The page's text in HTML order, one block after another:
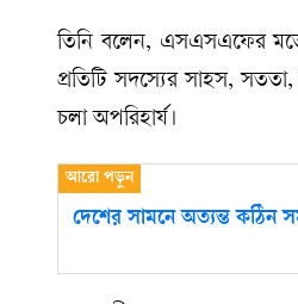
তিনি বলেন, এসএসএফের মতো
প্রতিটি সদস্যের সাহস, সততা,
চলা অপরিহার্য।
দেশের সামনে অত্যন্ত কঠিন